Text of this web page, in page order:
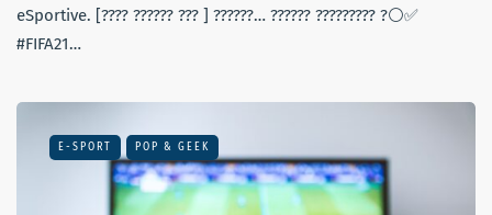
eSportive. [???? ?????? ??? ] ??????… ?????? ????????? ?⚪✅
#FIFA21…
E-SPORT POP & GEEK